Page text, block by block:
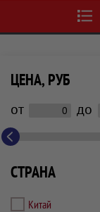
ЦЕНА, РУБ
от до
СТРАНА
Китай